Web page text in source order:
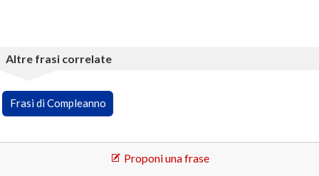
Altre frasi correlate
Frasi di Compleanno
Proponi una frase